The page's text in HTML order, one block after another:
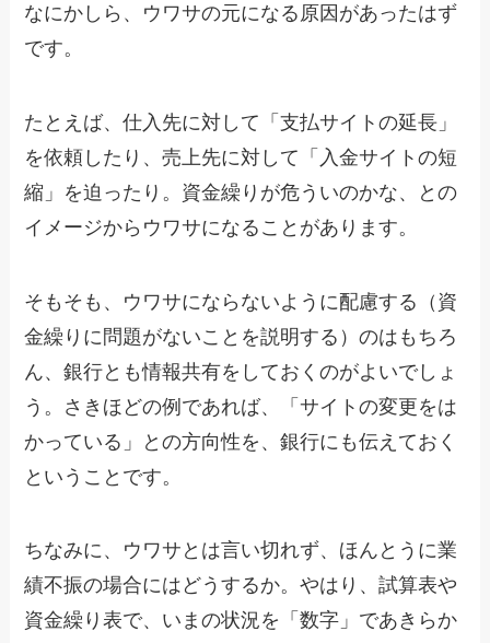
なにかしら、ウワサの元になる原因があったはず
です。
たとえば、仕入先に対して「支払サイトの延長」
を依頼したり、売上先に対して「入金サイトの短
縮」を迫ったり。資金繰りが危ういのかな、との
イメージからウワサになることがあります。
そもそも、ウワサにならないように配慮する（資
金繰りに問題がないことを説明する）のはもちろ
ん、銀行とも情報共有をしておくのがよいでしょ
う。さきほどの例であれば、「サイトの変更をは
かっている」との方向性を、銀行にも伝えておく
ということです。
ちなみに、ウワサとは言い切れず、ほんとうに業
績不振の場合にはどうするか。やはり、試算表や
資金繰り表で、いまの状況を「数字」であきらか